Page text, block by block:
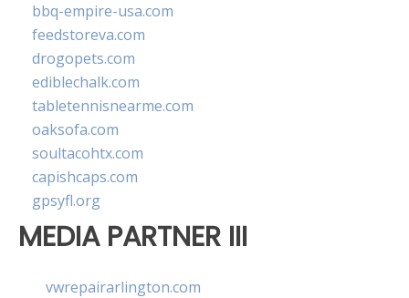
bbq-empire-usa.com
feedstoreva.com
drogopets.com
ediblechalk.com
tabletennisnearme.com
oaksofa.com
soultacohtx.com
capishcaps.com
gpsyfl.org
MEDIA PARTNER III
vwrepairarlington.com